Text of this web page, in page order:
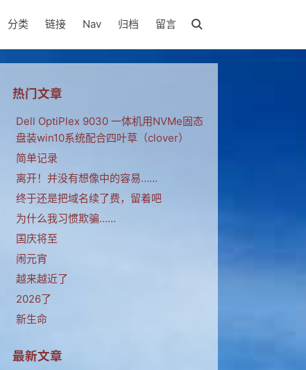
分类 链接 Nav 归档 留言
热门文章
Dell OptiPlex 9030 一体机用NVMe固态
盘装win10系统配合四叶草（clover）
简单记录
离开！并没有想像中的容易……
终于还是把域名续了费，留着吧
为什么我习惯欺骗……
国庆将至
闹元宵
越来越近了
2026了
新生命
最新文章